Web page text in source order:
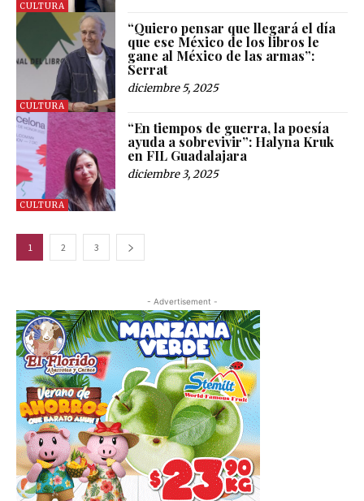
CULTURA
CULTURA
“Quiero pensar que llegará el día
que ese México de los libros le
gane al México de las armas”:
Serrat
diciembre 5, 2025
CULTURA
“En tiempos de guerra, la poesía
ayuda a sobrevivir”: Halyna Kruk
en FIL Guadalajara
diciembre 3, 2025
1 2 3
- Advertisement -